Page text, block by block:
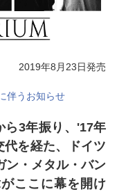
2019年8月23日発売
伴うお知らせ
ら3年振り、'17年
を経た、ドイツ
ン・メタル・バン
ここに幕を開け